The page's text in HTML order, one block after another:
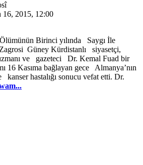
16, 2015, 12:00
Birinci yılında Saygı İle
Güney Kürdistanlı siyasetçi,
ve gazeteci Dr. Kemal Fuad bir
16 Kasıma bağlayan gece Almanya’nın
hastalığı sonucu vefat etti. Dr.